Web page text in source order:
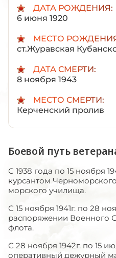
ДАТА РОЖДЕНИЯ:
6 июня 1920
МЕСТО
ст.Журавская
ДАТА СМЕРТИ:
8 ноября 1943
МЕСТО СМЕРТИ:
Керченский пролив
Боевой путь
С 1938 года по 15 ноября
курсантом
морского училища.
С 15 ноября 1941г. по 28
распоряжении Военного
флота.
С 28 ноября 1942г. по 15
оперативный дежурный